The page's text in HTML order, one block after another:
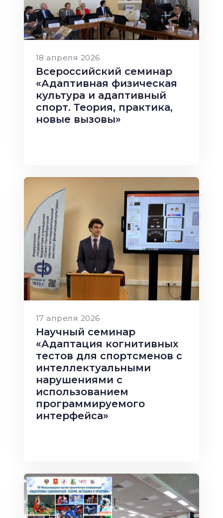
18 апреля 2026
Всероссийский семинар
«Адаптивная физическая
культура и адаптивный
спорт. Теория, практика,
новые вызовы»
17 апреля 2026
Научный семинар
«Адаптация когнитивных
тестов для спортсменов с
интеллектуальными
нарушениями с
использованием
программируемого
интерфейса»